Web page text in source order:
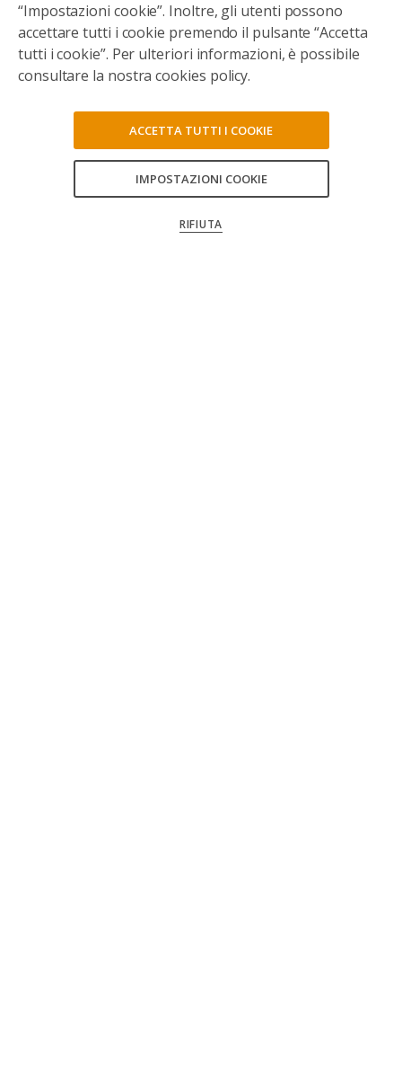
“Impostazioni cookie”. Inoltre, gli utenti possono
accettare tutti i cookie premendo il pulsante “Accetta
tutti i cookie”. Per ulteriori informazioni, è possibile
consultare la nostra cookies policy.
IMPOSTAZIONI COOKIE
RIFIUTA
ACCETTA TUTTI I COOKIE
CONFERMA LE MIE SCELTE
CONSENTI TUTTI